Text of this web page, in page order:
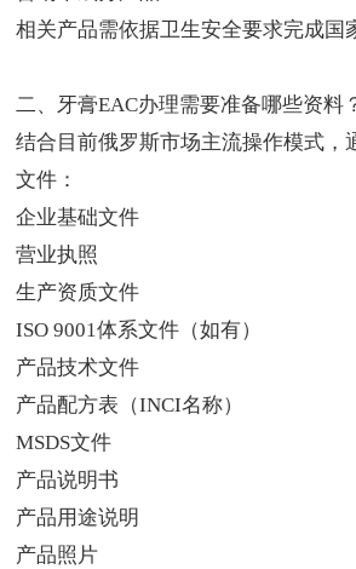
相关产品需依据卫生安全要求完成国
二、 牙膏EAC办理需要准备哪些资料
结合目前俄罗斯市场主流操作模式，
文件：
企业基础文件
营业执照
生产资质文件
ISO 9001体系文件（如有）
产品技术文件
产品配方表（INCI名称）
MSDS文件
产品说明书
产品用途说明
产品照片